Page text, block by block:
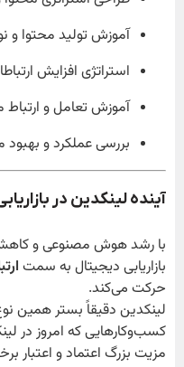
آموزش تولید محتوا
استراتژی افزایش
آموزش تعامل و ارتباط
بررسی عملکرد و بهبود
آینده لینکدین در
با رشد هوش مصنوعی و کاهش
بازاریابی دیجیتال به سمت
حرکت می‌کند.
لینکدین دقیقاً بستر همین
کسب‌وکارهایی که امروز در
مزیت بزرگ اعتماد و اعتبار